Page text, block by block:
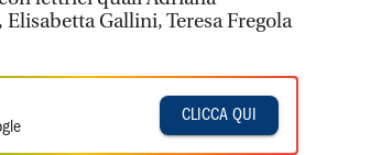
Gallini, Teresa Fregola
CLICCA QUI